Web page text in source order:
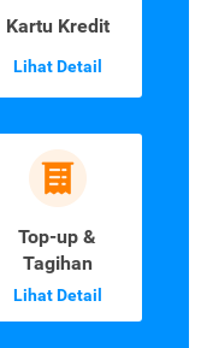
Kartu Kredit
Lihat Detail
Top-up &
Tagihan
Lihat Detail